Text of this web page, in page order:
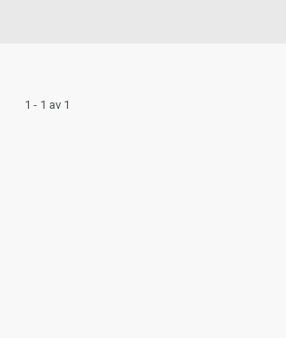
1 - 1 av 1